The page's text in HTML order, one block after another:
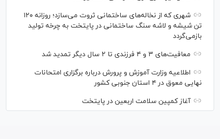
شهری که از نخاله‌های ساختمانی ثروت می‌سازد؛ روزانه ۱۲۰
تن شیشه و لاشه سنگ ساختمانی در پایتخت به چرخه تولید
بازمی‌گردد
معافیت‌های ۳ و ۴ فرزندی تا ۲ سال دیگر تمدید شد
اطلاعیه وزارت آموزش و پرورش درباره برگزاری امتحانات
نهایی معوق در ۴ استان جنوبی کشور
آغاز کمپین سلامت اربعین در پایتخت